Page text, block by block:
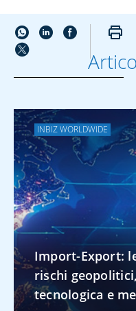
ALTRO SU EXPORT
Export di impianti e
macchinari: come
gestire i rischi e
rafforzare la
competitività nei
mercati esteri
INBIZ WORLDWIDE
Import-Export:
rischi
tecnologica e